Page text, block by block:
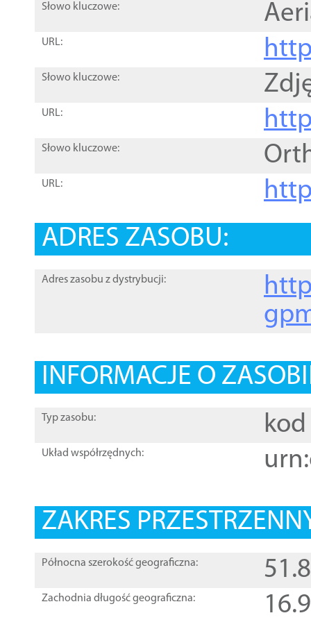
Słowo kluczowe:
URL:
Słowo kluczowe:
URL:
Słowo kluczowe:
URL:
ADRES ZASOBU:
Adres zasobu z dystrybucji:
INFORMACJE O
Typ zasobu: kod
Układ współrzędnych:
ZAKRES
Północna szerokość geograficzna:
Zachodnia długość geograficzna: